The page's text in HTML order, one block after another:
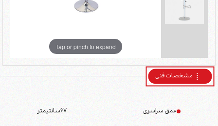
Tap or pinch to expand
مشخصات فنی
عمق سراسری 67سانتیمتر